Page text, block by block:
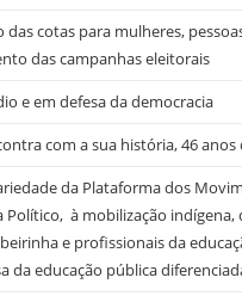
das cotas para mulheres,
das campanhas eleitorais
e em defesa da democracia
com a sua história, 46 anos
da Plataforma dos
Político, à mobilização indígena,
e profissionais da
da educação pública